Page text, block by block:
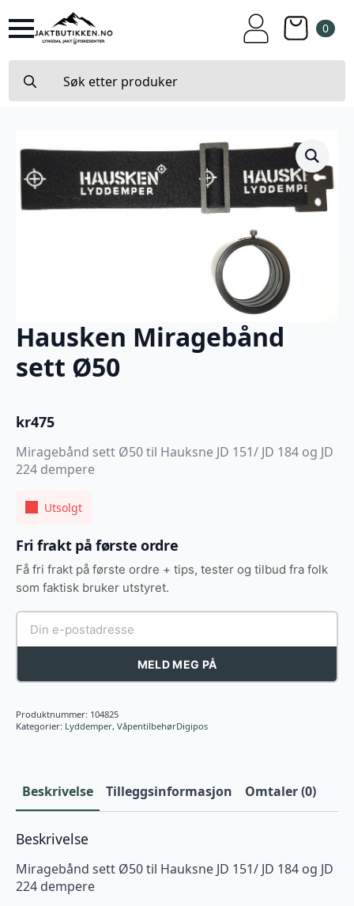
0
for:
Hausken Miragebånd
sett Ø50
kr475
Miragebånd sett Ø50 til Hauksne JD 151/ JD 184 og JD
224 dempere
Utsolgt
Fri frakt på første ordre
Få fri frakt på første ordre + tips, tester og tilbud fra folk
som faktisk bruker utstyret.
MELD MEG PÅ
Produktnummer: 104825
Kategorier: Lyddemper, VåpentilbehørDigipos
Beskrivelse Tilleggsinformasjon Omtaler (0)
Beskrivelse
Miragebånd sett Ø50 til Hauksne JD 151/ JD 184 og JD
224 dempere